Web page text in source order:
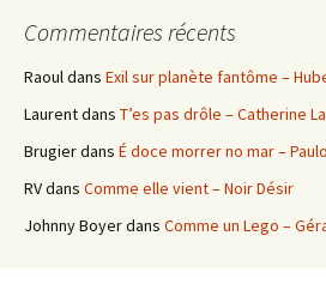
Commentaires récents
Raouldans Exil sur planète fantôme –
Laurentdans T’es pas drôle – Catherine
Brugierdans É doce morrer no mar –
RVdans Comme elle vient – Noir Désir
Johnny Boyerdans Comme un Lego –